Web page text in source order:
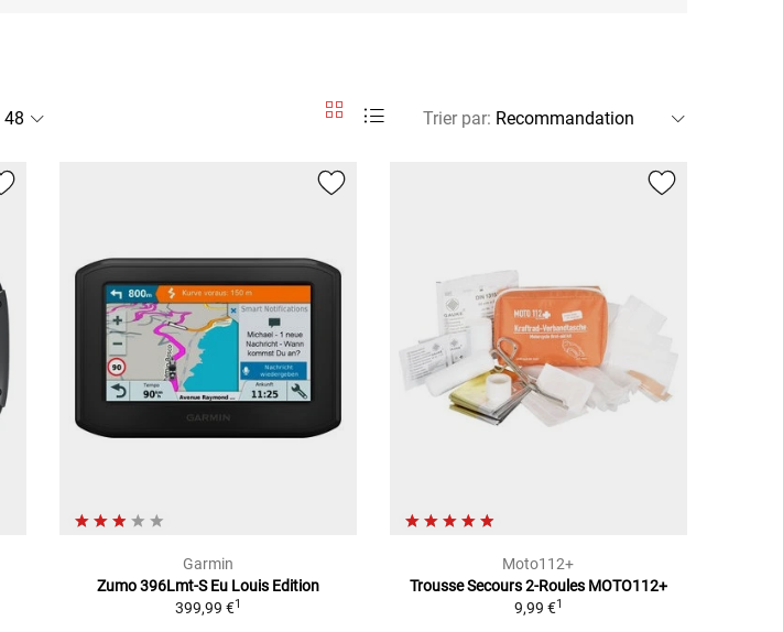
Trier par:
Garmin
Zumo 396Lmt-S Eu Louis Edition
399,99 €1
Moto112+
Trousse Secours 2-Roules MOTO112+
9,99 €1